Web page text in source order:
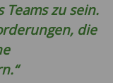
Teams zu sein.
die